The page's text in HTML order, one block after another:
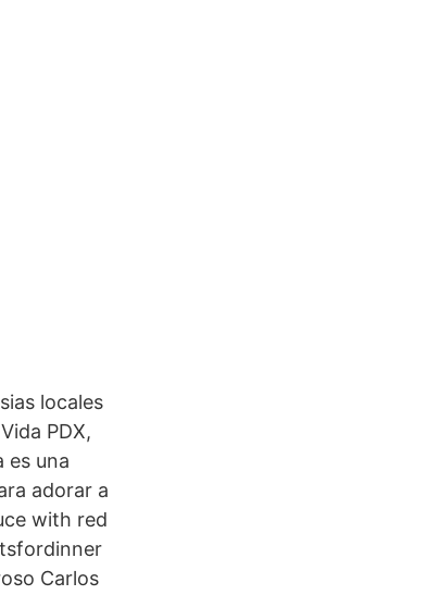
locales
PDX,
es una
adorar a
with red
Carlos